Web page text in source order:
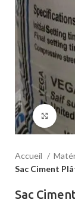
Accueil
Sac Ciment
Sac